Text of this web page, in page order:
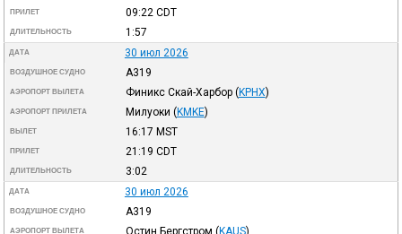
ПРИЛЕТ 09:22 CDT
ДЛИТЕЛЬНОСТЬ 1:57
ДАТА 30 июл 2026
ВОЗДУШНОЕ СУДНО A319
АЭРОПОРТ ВЫЛЕТА Финикс Скай-Харбор (KPHX)
АЭРОПОРТ ПРИЛЕТА Милуоки (KMKE)
ВЫЛЕТ 16:17 MST
ПРИЛЕТ 21:19 CDT
ДЛИТЕЛЬНОСТЬ 3:02
ДАТА 30 июл 2026
ВОЗДУШНОЕ СУДНО A319
АЭРОПОРТ ВЫЛЕТА Остин Бергстром (KAUS)